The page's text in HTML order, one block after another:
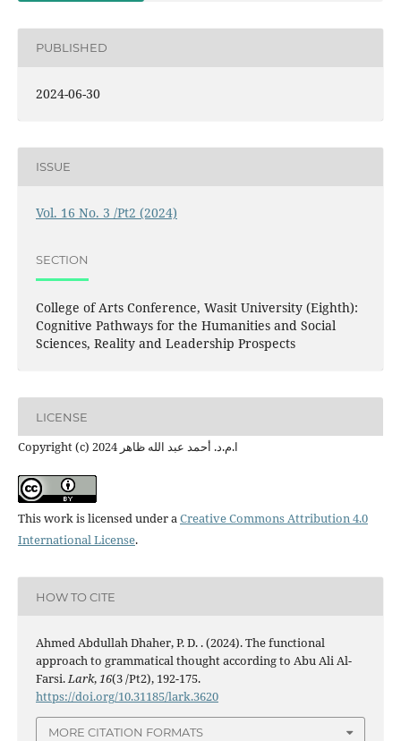
PUBLISHED
2024-06-30
ISSUE
Vol. 16 No. 3 /Pt2 (2024)
SECTION
College of Arts Conference, Wasit University (Eighth):
Cognitive Pathways for the Humanities and Social
Sciences, Reality and Leadership Prospects
LICENSE
Copyright (c) 2024 ا.م.د. أحمد عبد الله ظاهر
This work is licensed under aCreative Commons Attribution 4.0
International License.
HOW TO CITE
Ahmed Abdullah Dhaher, P. D. . (2024). The functional
approach to grammatical thought according to Abu Ali Al-
Farsi.Lark,16(3 /Pt2), 192-175.
https://doi.org/10.31185/lark.3620
MORE CITATION FORMATS